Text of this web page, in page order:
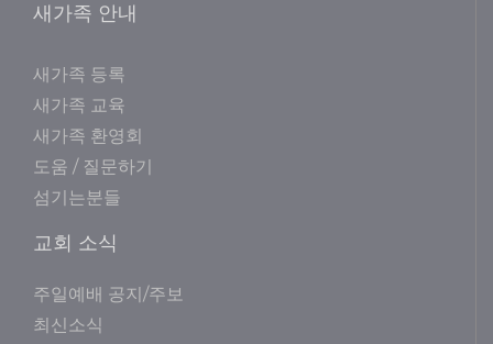
새가족 안내
새가족 등록
새가족 교육
새가족 환영회
도움 / 질문하기
섬기는분들
교회 소식
주일예배 공지/주보
최신소식